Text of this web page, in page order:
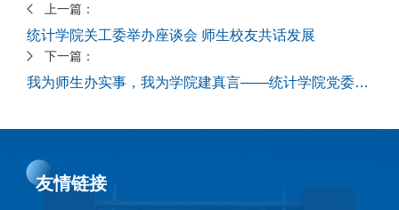
上一篇：
统计学院关工委举办座谈会 师生校友共话发展
下一篇：
我为师生办实事，我为学院建真言——统计学院党委召开学生骨干调研座谈会
友情链接